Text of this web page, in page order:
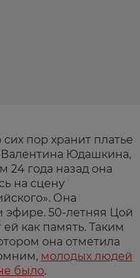
сих пор хранит платье
Валентина Юдашкина,
24 года назад она
на сцену
Она
эфире. 50-летняя Цой
как память. Таким
она отметила
молодых людей
было.